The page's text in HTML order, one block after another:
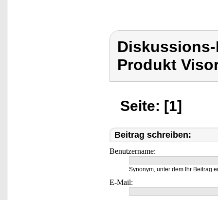
Produkt
Seite: [1]
Beitrag schreiben:
Benutzername:
Synonym, unter dem Ihr Beitrag
E-Mail: